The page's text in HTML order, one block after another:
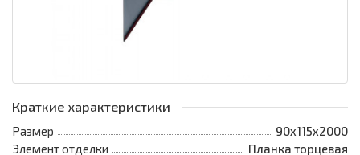
Краткие характеристики
Размер
90х115х2000
Элемент отделки
Планка торцевая